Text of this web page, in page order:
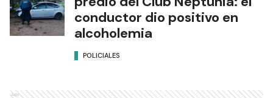
conductor dio positivo en
alcoholemia
POLICIALES
Ads